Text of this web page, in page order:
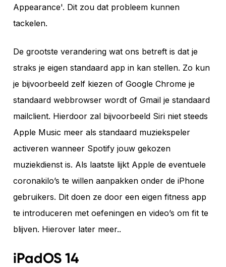
Appearance'. Dit zou dat probleem kunnen
tackelen.
De grootste verandering wat ons betreft is dat je
straks je eigen standaard app in kan stellen. Zo kun
je bijvoorbeeld zelf kiezen of Google Chrome je
standaard webbrowser wordt of Gmail je standaard
mailclient. Hierdoor zal bijvoorbeeld Siri niet steeds
Apple Music meer als standaard muziekspeler
activeren wanneer Spotify jouw gekozen
muziekdienst is. Als laatste lijkt Apple de eventuele
coronakilo’s te willen aanpakken onder de iPhone
gebruikers. Dit doen ze door een eigen fitness app
te introduceren met oefeningen en video’s om fit te
blijven. Hierover later meer..
iPadOS 14